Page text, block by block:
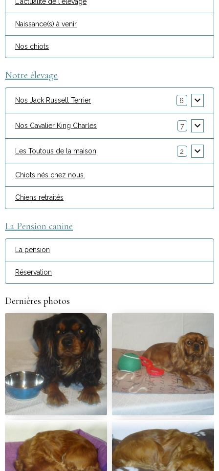
Naissance(s) à venir
Nos chiots
Notre élevage
Nos Jack Russell Terrier 6
Nos Cavalier King Charles 7
Les Toutous de la maison 2
Chiots nés chez nous.
Chiens retraités
La Pension canine
La pension
Réservation
Dernières photos